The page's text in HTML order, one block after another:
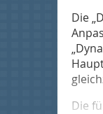
Die
Die